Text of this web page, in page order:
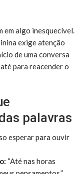
em algo inesquecível.
exige atenção
de uma conversa
para reacender o
palavras
esperar para ouvir
“Até nas horas